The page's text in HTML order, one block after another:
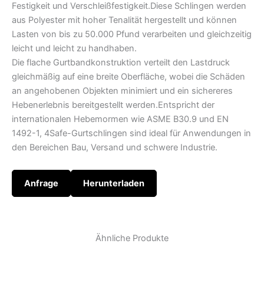
Festigkeit und Verschleißfestigkeit.Diese Schlingen werden
aus Polyester mit hoher Tenalität hergestellt und können
Lasten von bis zu 50.000 Pfund verarbeiten und gleichzeitig
leicht und leicht zu handhaben.
Die flache Gurtbandkonstruktion verteilt den Lastdruck
gleichmäßig auf eine breite Oberfläche, wobei die Schäden
an angehobenen Objekten minimiert und ein sichereres
Hebenerlebnis bereitgestellt werden.Entspricht der
internationalen Hebemormen wie ASME B30.9 und EN
1492-1, 4Safe-Gurtschlingen sind ideal für Anwendungen in
den Bereichen Bau, Versand und schwere Industrie.
Anfrage Herunterladen
Ähnliche Produkte